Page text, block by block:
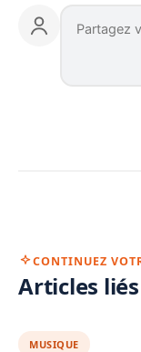
CONTINUEZ
Articles liés
MUSIQUE